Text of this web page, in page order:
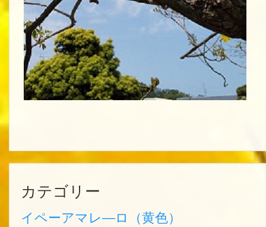
カテゴリー
イペーアマレ―ロ（黄色）